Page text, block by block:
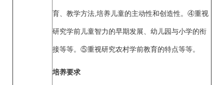
育、教学方法,培养儿童的主动性和创造性。④重视
研究学前儿童智力的早期发展、幼儿园与小学的衔
接等等。⑤重视研究农村学前教育的特点等等。
培养要求